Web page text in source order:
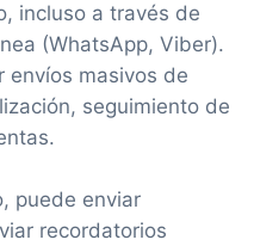
incluso a través de
(WhatsApp, Viber).
envíos masivos de
seguimiento de
puede enviar
recordatorios